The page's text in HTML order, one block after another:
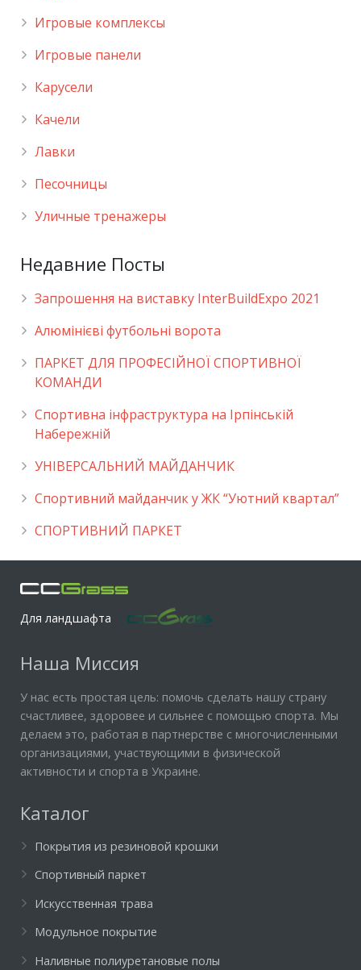
Игровые комплексы
Игровые панели
Карусели
Качели
Лавки
Песочницы
Уличные тренажеры
Недавние Посты
Запрошення на виставку InterBuildExpo 2021
Алюмінієві футбольні ворота
ПАРКЕТ ДЛЯ ПРОФЕСІЙНОЇ СПОРТИВНОЇ
КОМАНДИ
Спортивна інфраструктура на Ірпінській
Набережній
УНІВЕРСАЛЬНИЙ МАЙДАНЧИК
Cпортивний майданчик у ЖК “Уютний квартал”
СПОРТИВНИЙ ПАРКЕТ
Для ландшафта
Наша Миссия
У нас есть простая цель: помочь сделать нашу страну
счастливее, здоровее и сильнее с помощью спорта. Мы
делаем это, работая в партнерстве с многочисленными
организациями, участвующими в физической
активности и спорта в Украине.
Каталог
Покрытия из резиновой крошки
Спортивный паркет
Искусственная трава
Модульное покрытие
Наливные полиуретановые полы